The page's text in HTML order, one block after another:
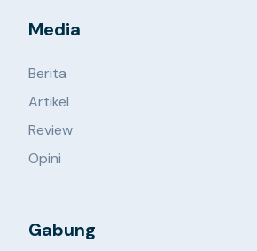
Media
Berita
Artikel
Review
Opini
Gabung